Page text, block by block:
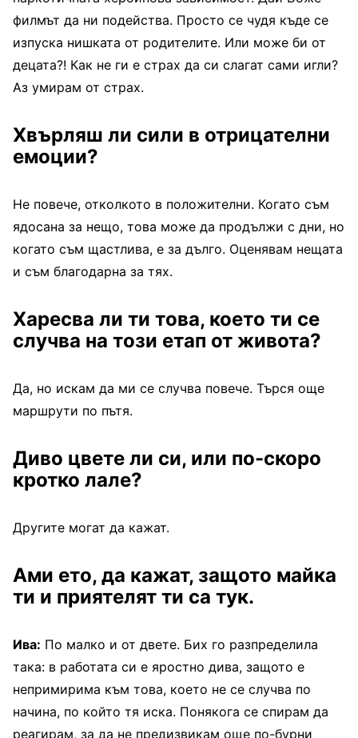
филмът да ни подейства. Просто се чудя къде се
изпуска нишката от родителите. Или може би от
децата?! Как не ги е страх да си слагат сами игли?
Аз умирам от страх.
Хвърляш ли сили в отрицателни
емоции?
Не повече, отколкото в положителни. Когато съм
ядосана за нещо, това може да продължи с дни, но
когато съм щастлива, е за дълго. Оценявам нещата
и съм благодарна за тях.
Харесва ли ти това, което ти се
случва на този етап от живота?
Да, но искам да ми се случва повече. Търся още
маршрути по пътя.
Диво цвете ли си, или по-скоро
кротко лале?
Другите могат да кажат.
Ами ето, да кажат, защото майка
ти и приятелят ти са тук.
Ива: По малко и от двете. Бих го разпределила
така: в работата си е яростно дива, защото е
непримирима към това, което не се случва по
начина, по който тя иска. Понякога се спирам да
реагирам, за да не предизвикам още по-бурни